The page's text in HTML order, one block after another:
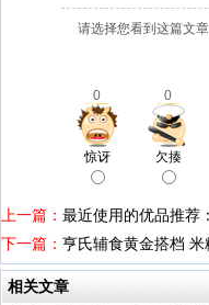
请选择您看到这篇文
0 0
惊讶 欠揍
上一篇： 最近使用的优品推荐
下一篇： 亨氏辅食黄金搭档
相关文章